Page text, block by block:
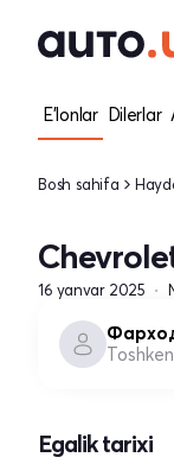
E'lonlar Dilerlar
Bosh sahifa
16 yanvar 2025
Egalik tarixi